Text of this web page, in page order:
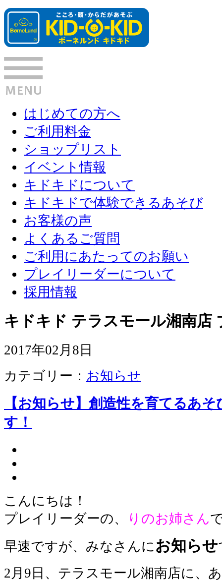
はじめての方へ
ご利用料金
ショップリスト
イベント情報
キドキドについて
キドキドで体験できるあそび
お客様の声
よくあるご質問
ご利用にあたってのお願い
プレイリーダーについて
採用情報
キドキド テラスモール湘南店
2017年02月8日
カテゴリー： お知らせ
【お知らせ】創造性を育てるあ
す！
こんにちは！
プレイリーダーの、
りのお姉さん
早速ですが、みなさんに お知らせ
2月9日、テラスモール湘南店に、